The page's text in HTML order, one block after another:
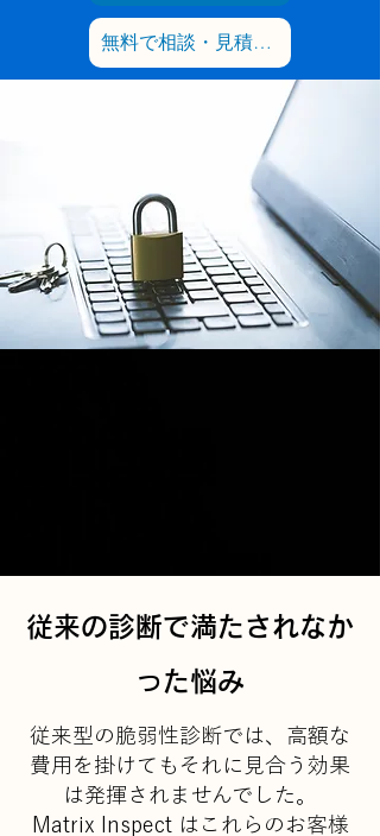
無料で相談・見積もりを依頼する
従来の診断で満たされなか
った悩み
従来型の脆弱性診断では、高額な
費用を掛けてもそれに見合う効果
は発揮されませんでした。
​Matrix Inspect はこれらのお客様